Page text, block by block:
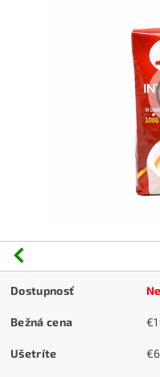
Dostupnosť
Bežná cena
Ušetríte